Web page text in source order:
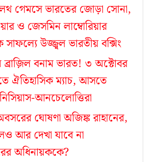
গেমসে ভারতের জোড়া সোনা,
ও জেসমিন লাম্বোরিয়ার
সাফল্যে উজ্জ্বল ভারতীয় বক্সিং
বনাম ভারত! ৩ অক্টোবর
ঐতিহাসিক ম্যাচ, আসতে
আনচেলোত্তিরা
ঘোষণা অজিঙ্ক রাহানের,
আর দেখা যাবে না
অধিনায়ককে?